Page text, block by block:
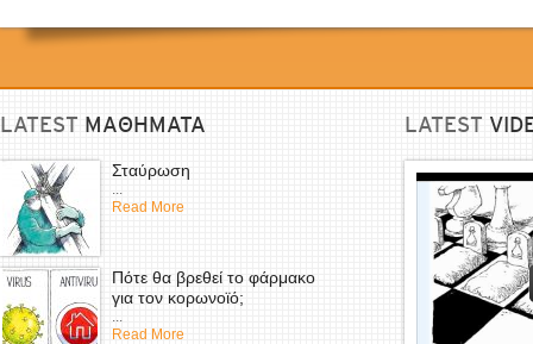
LATEST ΜΑΘΗΜΑΤΑ
Σταύρωση
...
Read More
Πότε θα βρεθεί το φάρμακο
για τον κορωνοϊό;
...
Read More
LATEST